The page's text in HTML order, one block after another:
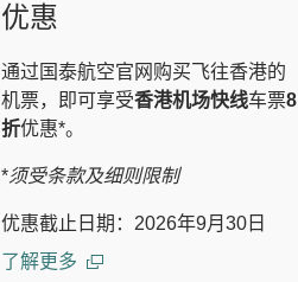
优惠
通过国泰航空官网购买飞往香港的
机票，即可享受香港机场快线车票8
折优惠*。
*须受条款及细则限制
优惠截止日期：2026年9月30日
了解更多